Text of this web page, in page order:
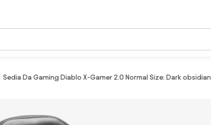
Sedia Da Gaming Diablo X-Gamer 2.0 Normal Size: Dark obsidian